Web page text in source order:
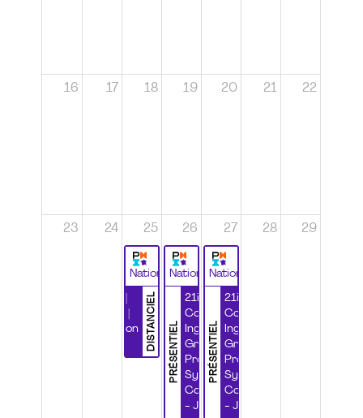
16 17 18 19 20 21 22
23 24 25
National
DISTANCIEL
Certification
26
National
PRÉSENTIEL
21ième
Congrès
Ingénierie
Grands
Projets et
Systèmes
Complexes
- Jour 1
27
National
PRÉSENTIEL
21ième
Congrès
Ingénierie
Grands
Projets et
Systèmes
Complexes
- Jour 2
28 29